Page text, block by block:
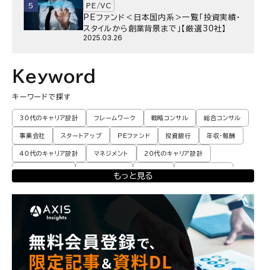
5 PE/VC
PEファンド＜日本国内系＞一覧「投資実績・
スタイルから創業背景まで」【厳選30社】
2025.03.26
Keyword
キーワードで探す
30代のキャリア設計 フレームワーク 戦略コンサル 総合コンサル
事業会社 スタートアップ PEファンド 投資銀行 年収・報酬
40代のキャリア設計 マネジメント 20代のキャリア設計
転職体験談・実例 プロモーション 業界動向 コンサル現場論
エンジニア 調査レポート 独立・フリーランス
パートナー
コンサル現場論 経営企画・事業企画 メンタルケア
パラレルキャリア ワークライフバランス 移住・二拠点生活 AI活用
もっと見る